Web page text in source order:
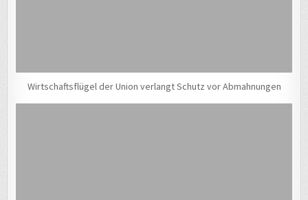
Wirtschaftsflügel der Union verlangt Schutz vor Abmahnungen